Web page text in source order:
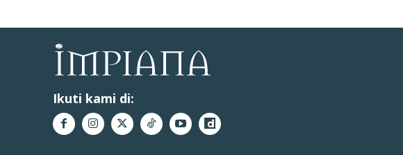
Ikuti kami di: